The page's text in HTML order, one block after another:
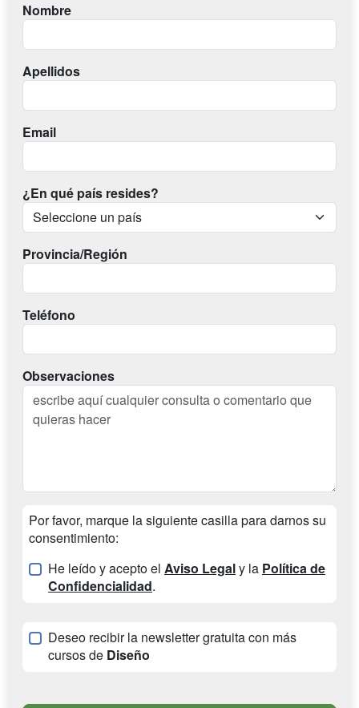
Nombre
Apellidos
Email
¿En qué país resides?
Provincia/Región
Teléfono
Observaciones
Por favor, marque la siguiente casilla para darnos su
consentimiento:
He leído y acepto el Aviso Legaly la Política de
Confidencialidad.
Deseo recibir la newsletter gratuita con más
cursos de Diseño